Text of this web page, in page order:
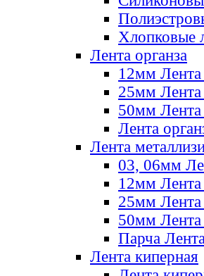
Хлопковые
Лента органза
12мм Лента
25мм Лента
50мм Лента
Лента
Лента
03, 06мм
12мм Лента
25мм Лента
50мм Лента
Парча
Лента киперная